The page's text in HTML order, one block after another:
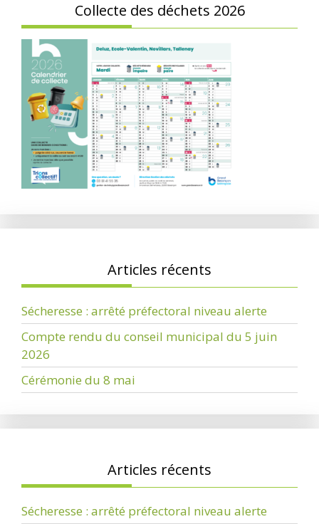
Collecte des déchets 2026
Articles récents
Sécheresse : arrêté préfectoral niveau alerte
Compte rendu du conseil municipal du 5 juin
2026
Cérémonie du 8 mai
Articles récents
Sécheresse : arrêté préfectoral niveau alerte